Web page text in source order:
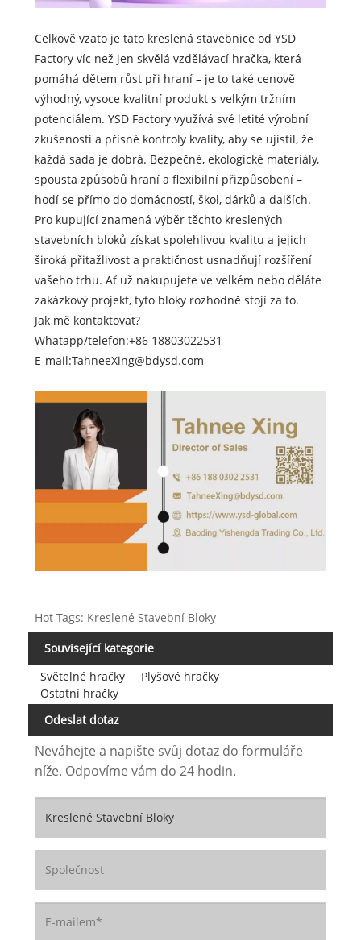
Celkově vzato je tato kreslená stavebnice od YSD
Factory víc než jen skvělá vzdělávací hračka, která
pomáhá dětem růst při hraní – je to také cenově
výhodný, vysoce kvalitní produkt s velkým tržním
potenciálem. YSD Factory využívá své letité výrobní
zkušenosti a přísné kontroly kvality, aby se ujistil, že
každá sada je dobrá. Bezpečné, ekologické materiály,
spousta způsobů hraní a flexibilní přizpůsobení –
hodí se přímo do domácností, škol, dárků a dalších.
Pro kupující znamená výběr těchto kreslených
stavebních bloků získat spolehlivou kvalitu a jejich
široká přitažlivost a praktičnost usnadňují rozšíření
vašeho trhu. Ať už nakupujete ve velkém nebo děláte
zakázkový projekt, tyto bloky rozhodně stojí za to.
Jak mě kontaktovat?
Whatapp/telefon:+86 18803022531
E-mail:TahneeXing@bdysd.com
Hot Tags: Kreslené Stavební Bloky
Související kategorie
Světelné hračky
Plyšové hračky
Ostatní hračky
Odeslat dotaz
Neváhejte a napište svůj dotaz do formuláře
níže. Odpovíme vám do 24 hodin.